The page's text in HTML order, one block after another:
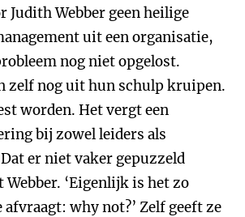
Webber geen heilige
uit een organisatie,
nog niet opgelost.
zelf nog uit hun schulp kruipen.
worden. Het vergt een
bij zowel leiders als
er niet vaker gepuzzeld
‘Eigenlijk is het zo
afvraagt: why not?’ Zelf geeft ze